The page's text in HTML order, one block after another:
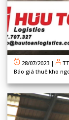
28/07/2023 |
Báo giá thuê kho